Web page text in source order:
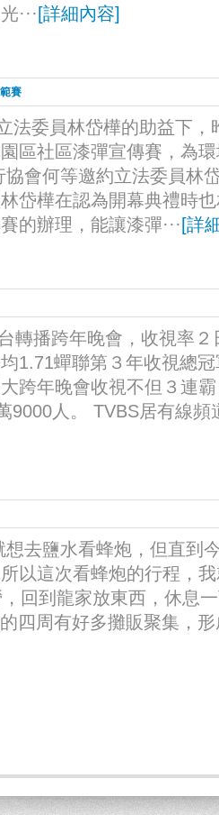
··· [詳細內容]
賽
法委員林岱樺的助益下
區社區漆彈宣傳賽，為
會何等邀約立法委員林
岱樺在認為開幕典禮時
的辦理，能讓漆彈··· [詳
轉播跨年晚會，收視率
1.71蟬聯第３年收視總
跨年晚會收視不但３連
9000人。 TVBS居有線
去鹽水看蜂炮，但直到
以這次看蜂炮的行程，
回到龍家放東西，休息
四周有好多攤販聚集，